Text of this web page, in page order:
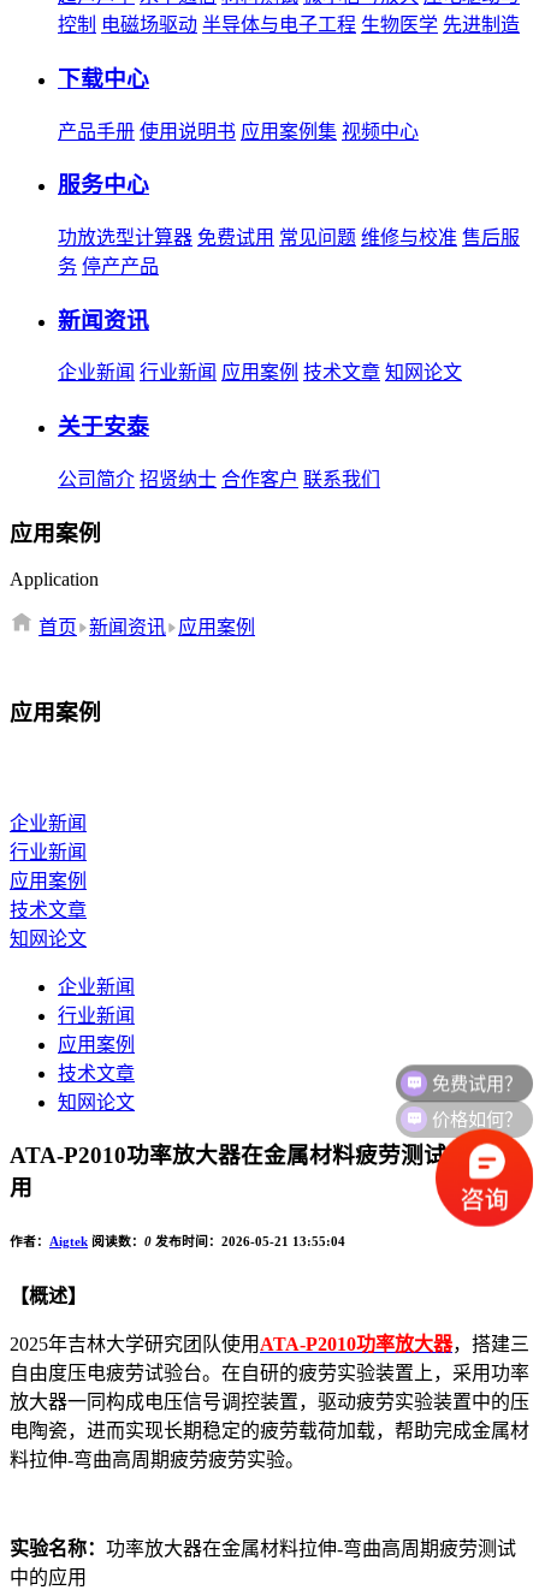
控制 电磁场驱动 半导体与电子工程 生物医学 先进制造
下载中心
产品手册 使用说明书 应用案例集 视频中心
服务中心
功放选型计算器 免费试用 常见问题 维修与校准 售后服
务 停产产品
新闻资讯
企业新闻 行业新闻 应用案例 技术文章 知网论文
关于安泰
公司简介 招贤纳士 合作客户 联系我们
应用案例
Application
首页 新闻资讯 应用案例
应用案例
企业新闻
行业新闻
应用案例
技术文章
知网论文
企业新闻
行业新闻
应用案例
技术文章
知网论文
ATA-P2010功率放大器在金属材料疲劳测试中的应
用
作者： Aigtek 阅读数： 0 发布时间：2026-05-21 13:55:04
【概述】
2025年吉林大学研究团队使用 ATA-P2010功率放大器，搭建三
自由度压电疲劳试验台。在自研的疲劳实验装置上，采用功率
放大器一同构成电压信号调控装置，驱动疲劳实验装置中的压
电陶瓷，进而实现长期稳定的疲劳载荷加载，帮助完成金属材
料拉伸-弯曲高周期疲劳疲劳实验。
实验名称： 功率放大器在金属材料拉伸-弯曲高周期疲劳测试
中的应用
价格如何？